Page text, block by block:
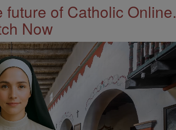
of Catholic Online.
Now